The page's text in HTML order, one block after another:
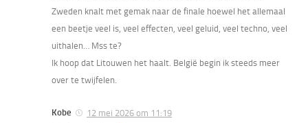
Zweden knalt met gemak naar de finale hoewel het allemaal
een beetje veel is, veel effecten, veel geluid, veel techno, veel
uithalen… Mss te?
Ik hoop dat Litouwen het haalt. België begin ik steeds meer
over te twijfelen.
Kobe
12 mei 2026 om 11:19